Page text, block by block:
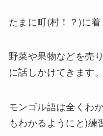
たまに町(村！？)に
野菜や果物などを売
に話しかけてきます。
モンゴル語は全くわ
もわかるようにと)練